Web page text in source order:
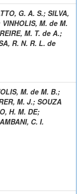
G. A. S.; SILVA,
VINHOLIS, M. de M.
M. T. de A.;
R. N. R. L. de
M. de M. B.;
M. J.; SOUZA
H. M. DE;
C. I.